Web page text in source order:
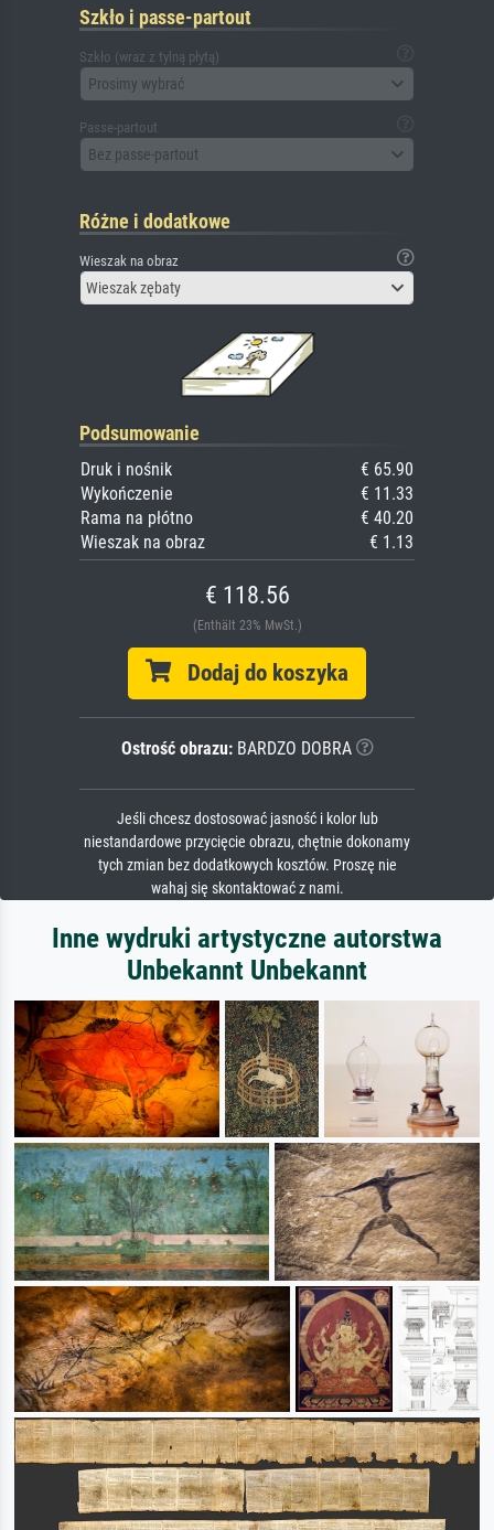
Szkło i passe-partout
Szkło (wraz z tylną płytą)
Prosimy wybrać
Passe-partout
Bez passe-partout
Różne i dodatkowe
Wieszak na obraz
Wieszak zębaty
Podsumowanie
Druk i nośnik
€ 65.90
Wykończenie
€ 11.33
Rama na płótno
€ 40.20
Wieszak na obraz
€ 1.13
€ 118.56
(Enthält 23% MwSt.)
Dodaj do koszyka
Ostrość obrazu:BARDZO DOBRA
Jeśli chcesz dostosować jasność i kolor lub
niestandardowe przycięcie obrazu, chętnie dokonamy
tych zmian bez dodatkowych kosztów. Proszę nie
wahaj się skontaktować z nami.
Inne wydruki artystyczne autorstwa
Unbekannt Unbekannt